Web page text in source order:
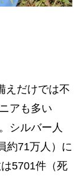
えだけでは不
アも多い
シルバー人
約71万人）に
5701件（死